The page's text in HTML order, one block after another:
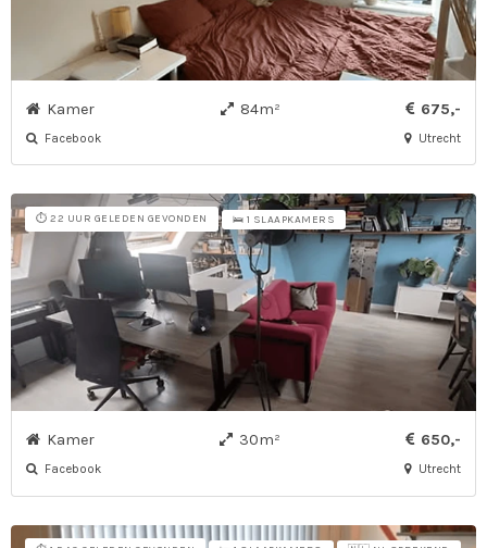
Kamer 84m² 675,-
Facebook Utrecht
⏱️ 22 UUR GELEDEN GEVONDEN 🛌 1 SLAAPKAMERS
Kamer 30m² 650,-
Facebook Utrecht